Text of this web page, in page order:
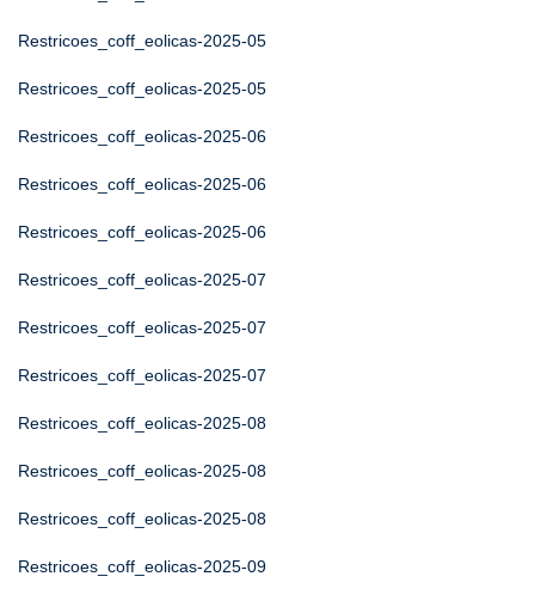
Restricoes_coff_eolicas-2025-05
Restricoes_coff_eolicas-2025-05
Restricoes_coff_eolicas-2025-06
Restricoes_coff_eolicas-2025-06
Restricoes_coff_eolicas-2025-06
Restricoes_coff_eolicas-2025-07
Restricoes_coff_eolicas-2025-07
Restricoes_coff_eolicas-2025-07
Restricoes_coff_eolicas-2025-08
Restricoes_coff_eolicas-2025-08
Restricoes_coff_eolicas-2025-08
Restricoes_coff_eolicas-2025-09